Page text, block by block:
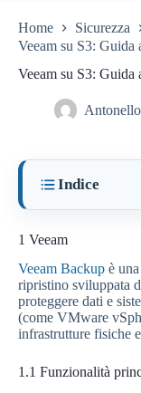
Home
Sicurezza
Veeam su S3:
Veeam su S3:
Indice
1 Veeam
Veeam Backup è
ripristino sviluppata
proteggere dati e
(come VMware
infrastrutture fisiche
1.1 Funzionalità